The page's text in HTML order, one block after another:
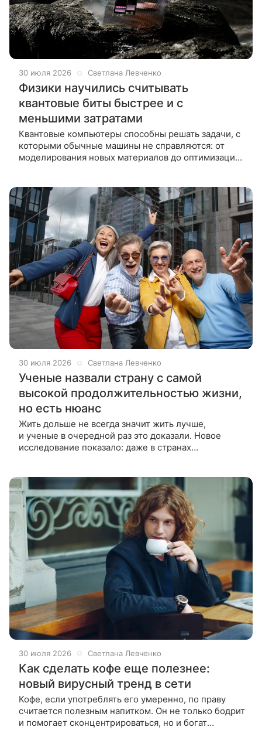
30 июля 2026 Светлана Левченко
Физики научились считывать
квантовые биты быстрее и с
меньшими затратами
Квантовые компьютеры способны решать задачи, с
которыми обычные машины не справляются: от
моделирования новых материалов до оптимизации
30 июля 2026 Светлана Левченко
Ученые назвали страну с самой
высокой продолжительностью жизни,
но есть нюанс
Жить дольше не всегда значит жить лучше,
и ученые в очередной раз это доказали. Новое
исследование показало: даже в странах
30 июля 2026 Светлана Левченко
Как сделать кофе еще полезнее:
новый вирусный тренд в сети
Кофе, если употреблять его умеренно, по праву
считается полезным напитком. Он не только бодрит
и помогает сконцентрироваться, но и богат